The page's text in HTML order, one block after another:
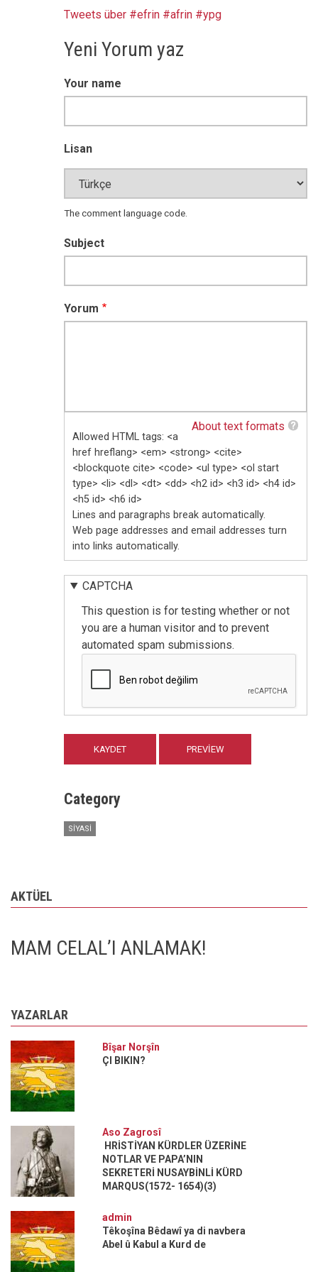
Tweets über #efrin #afrin #ypg
Yeni Yorum yaz
Your name
Lisan
The comment language code.
Subject
Yorum
About text formats
Allowed HTML tags: <a
href hreflang> <em> <strong> <cite>
<blockquote cite> <code> <ul type> <ol start
type> <li> <dl> <dt> <dd> <h2 id> <h3 id> <h4 id>
<h5 id> <h6 id>
Lines and paragraphs break automatically.
Web page addresses and email addresses turn
into links automatically.
CAPTCHA
This question is for testing whether or not
you are a human visitor and to prevent
automated spam submissions.
Category
SIYASI
AKTÜEL
MAM CELAL’I ANLAMAK!
YAZARLAR
Bîşar Norşîn
ÇI BIKIN?
Aso Zagrosî
HRİSTİYAN KÜRDLER ÜZERİNE
NOTLAR VE PAPA’NIN
SEKRETERİ NUSAYBİNLİ KÜRD
MARQUS(1572- 1654)(3)
admin
Têkoşîna Bêdawî ya di navbera
Abel û Kabul a Kurd de